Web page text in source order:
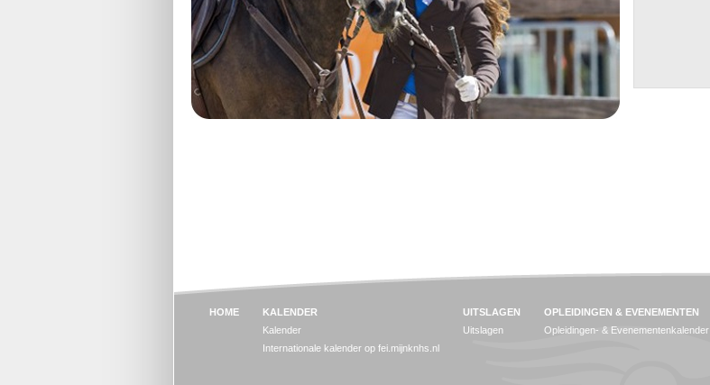
HOME
KALENDER
Kalender
Internationale kalender op fei.mijnknhs.nl
UITSLAGEN
Uitslagen
OPLEIDINGEN & EVENEMENTEN
Opleidingen- & Evenementenkalender